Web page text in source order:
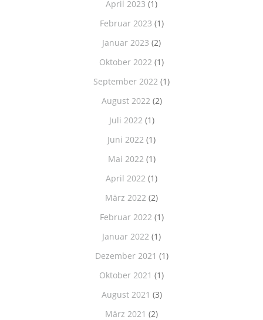
April 2023 (1)
Februar 2023 (1)
Januar 2023 (2)
Oktober 2022 (1)
September 2022 (1)
August 2022 (2)
Juli 2022 (1)
Juni 2022 (1)
Mai 2022 (1)
April 2022 (1)
März 2022 (2)
Februar 2022 (1)
Januar 2022 (1)
Dezember 2021 (1)
Oktober 2021 (1)
August 2021 (3)
März 2021 (2)